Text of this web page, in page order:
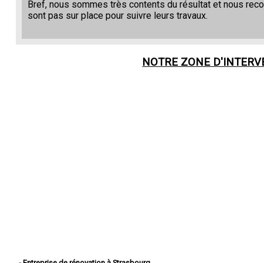
Bref, nous sommes très contents du résultat et nous
sont pas sur place pour suivre leurs travaux.
NOTRE ZONE